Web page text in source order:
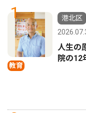
1
教育
港北区
人生の
院の12